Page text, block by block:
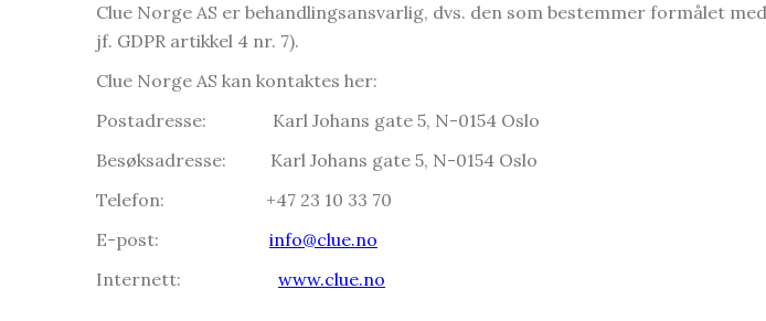
Clue Norge AS er behandlingsansvarlig, dvs. den som bestemmer formålet
jf. GDPR artikkel 4 nr. 7).
Clue Norge AS kan kontaktes her:
Postadresse: Karl Johans gate 5, N-0154 Oslo
Besøksadresse: Karl Johans gate 5, N-0154 Oslo
Telefon: +47 23 10 33 70
E-post: info@clue.no
Internett: www.clue.no